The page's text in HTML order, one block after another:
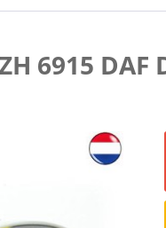
6915 DAF